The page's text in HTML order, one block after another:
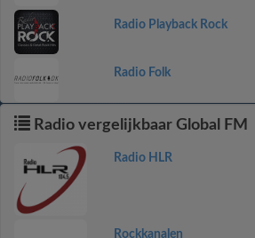
Radio Playback Rock
Radio Folk
Radio vergelijkbaar Global FM
Radio HLR
Rockkanalen